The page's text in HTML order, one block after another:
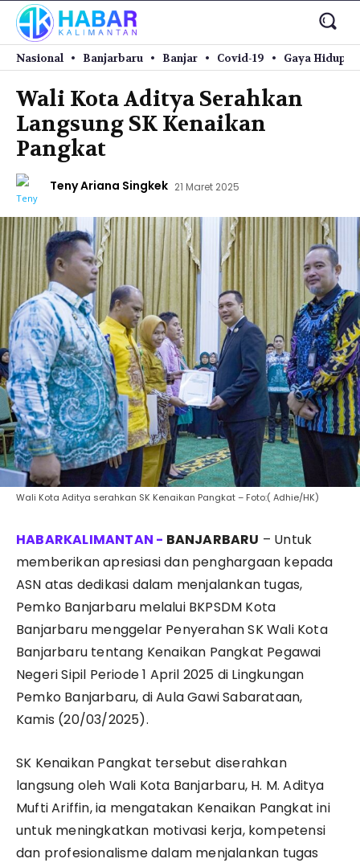
Nasional Banjarbaru Banjar Covid-19 Gaya Hidup
Wali Kota Aditya Serahkan
Langsung SK Kenaikan
Pangkat
Teny Ariana Singkek 21 Maret 2025
Wali Kota Aditya serahkan SK Kenaikan Pangkat – Foto:( Adhie/HK)
BANJARBARU – Untuk
memberikan apresiasi dan penghargaan kepada
ASN atas dedikasi dalam menjalankan tugas,
Pemko Banjarbaru melalui BKPSDM Kota
Banjarbaru menggelar Penyerahan SK Wali Kota
Banjarbaru tentang Kenaikan Pangkat Pegawai
Negeri Sipil Periode 1 April 2025 di Lingkungan
Pemko Banjarbaru, di Aula Gawi Sabarataan,
Kamis (20/03/2025).
SK Kenaikan Pangkat tersebut diserahkan
langsung oleh Wali Kota Banjarbaru, H. M. Aditya
Mufti Ariffin, ia mengatakan Kenaikan Pangkat ini
untuk meningkatkan motivasi kerja, kompetensi
dan profesionalisme dalam menjalankan tugas